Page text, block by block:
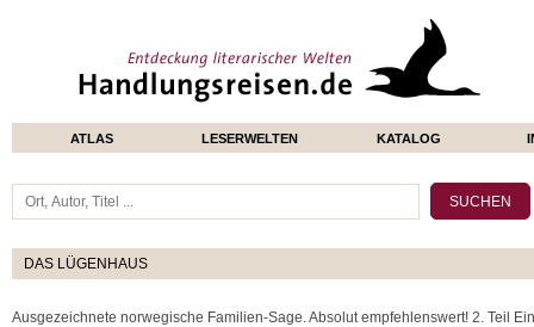
ATLAS LESERWELTEN KATALOG
DAS LÜGENHAUS
Ausgezeichnete norwegische Familien-Sage. Absolut empfehlenswert! 2. Teil